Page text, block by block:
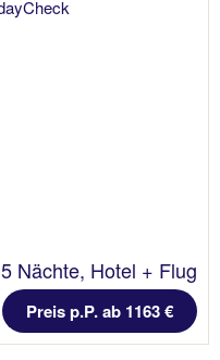
5 Nächte, Hotel + Flug
Preis p.P. ab 1163 €